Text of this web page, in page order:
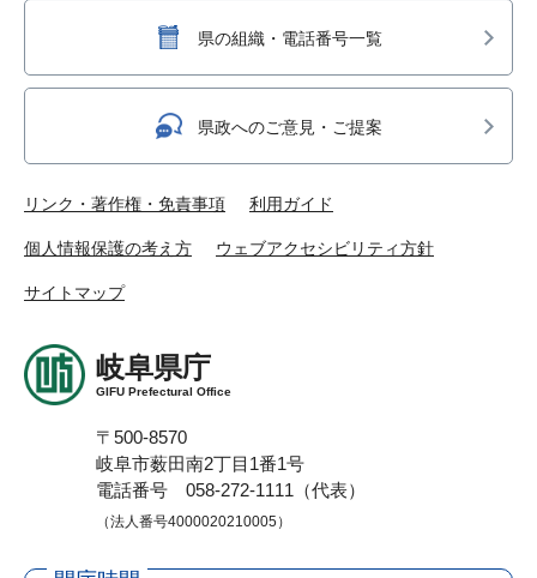
県の組織・電話番号一覧
県政へのご意見・ご提案
リンク・著作権・免責事項 利用ガイド
個人情報保護の考え方 ウェブアクセシビリティ方針
サイトマップ
岐阜県庁
GIFU Prefectural Office
〒500-8570
岐阜市薮田南2丁目1番1号
電話番号 058-272-1111（代表）
（法人番号4000020210005）